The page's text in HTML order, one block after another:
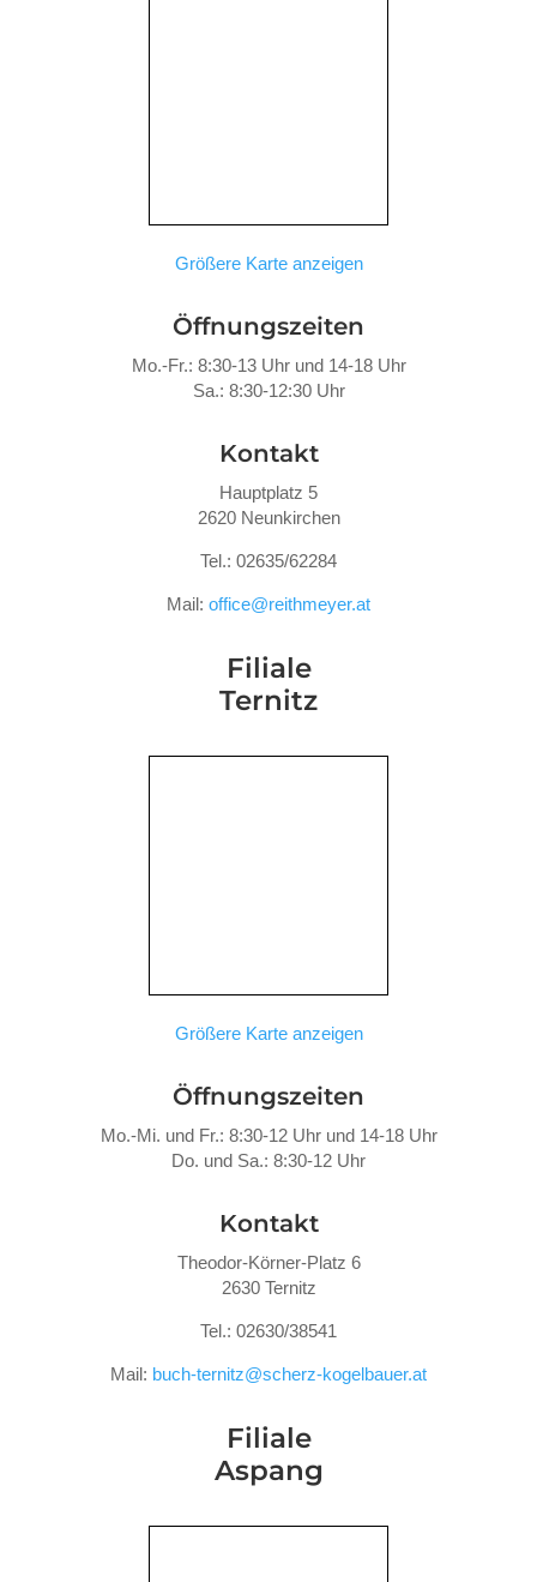
Größere Karte anzeigen
Öffnungszeiten
Mo.-Fr.: 8:30-13 Uhr und 14-18 Uhr
Sa.: 8:30-12:30 Uhr
Kontakt
Hauptplatz 5
2620 Neunkirchen
Tel.: 02635/62284
Mail: office@reithmeyer.at
Filiale
Ternitz
Größere Karte anzeigen
Öffnungszeiten
Mo.-Mi. und Fr.: 8:30-12 Uhr und 14-18 Uhr
Do. und Sa.: 8:30-12 Uhr
Kontakt
Theodor-Körner-Platz 6
2630 Ternitz
Tel.: 02630/38541
Mail: buch-ternitz@scherz-kogelbauer.at
Filiale
Aspang